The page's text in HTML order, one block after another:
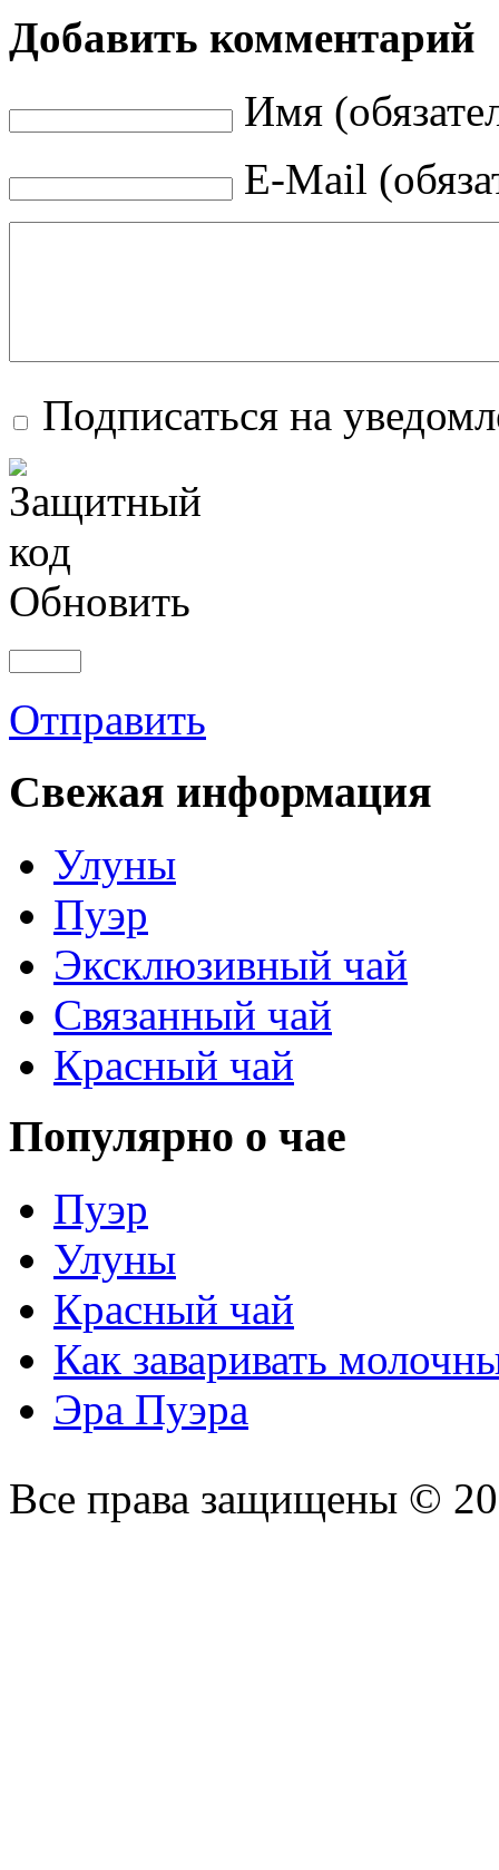
Добавить комментарий
Имя
E-Mail
Подписаться на
Обновить
Отправить
Свежая информация
Улуны
Пуэр
Эксклюзивный чай
Связанный чай
Красный чай
Популярно о чае
Пуэр
Улуны
Красный чай
Как заваривать
Эра Пуэра
Все права защищены ©